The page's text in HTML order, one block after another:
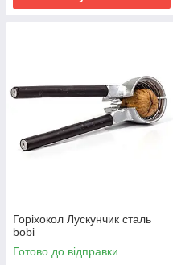
Горіхокол Лускунчик сталь
bobi
Готово до відправки